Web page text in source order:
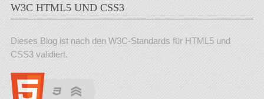
W3C HTML5 UND CSS3
Dieses Blog ist nach den W3C-Standards für HTML5 und
CSS3 validiert.